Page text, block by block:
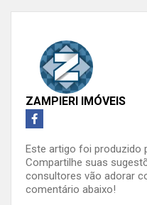
ZAMPIERI IMÓVEIS
Este artigo foi produzido
Compartilhe suas
consultores vão adorar
comentário abaixo!